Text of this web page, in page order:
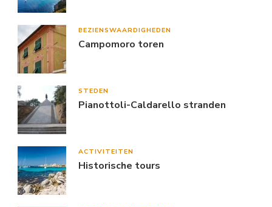
BEZIENSWAARDIGHEDEN
Campomoro toren
STEDEN
Pianottoli-Caldarello stranden
ACTIVITEITEN
Historische tours